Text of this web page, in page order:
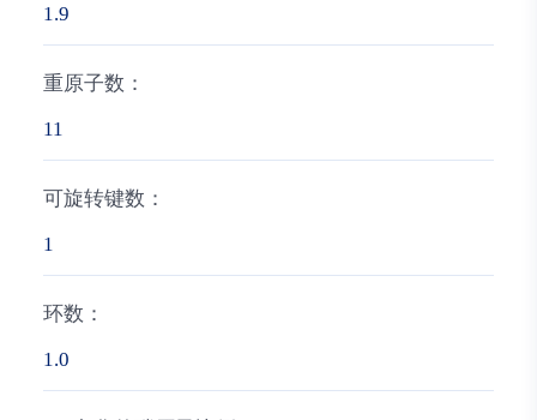
1.9
重原子数：
11
可旋转键数：
1
环数：
1.0